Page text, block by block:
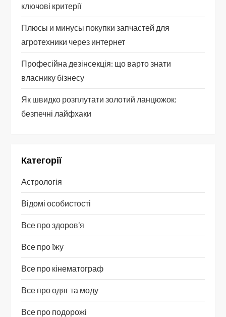
ключові критерії
Плюсы и минусы покупки запчастей для
агротехники через интернет
Професійна дезінсекція: що варто знати
власнику бізнесу
Як швидко розплутати золотий ланцюжок:
безпечні лайфхаки
Категорії
Астрологія
Відомі особистості
Все про здоров’я
Все про їжу
Все про кінематограф
Все про одяг та моду
Все про подорожі